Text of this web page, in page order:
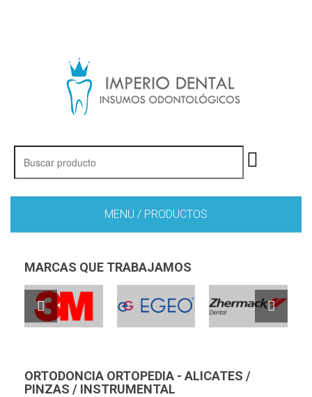
MENU / PRODUCTOS
MARCAS QUE TRABAJAMOS
ORTODONCIA ORTOPEDIA - ALICATES /
PINZAS / INSTRUMENTAL